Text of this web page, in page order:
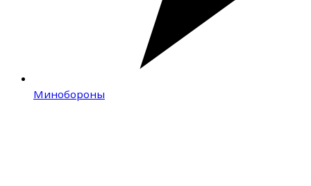
Минобороны